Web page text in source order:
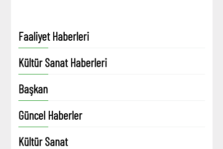
Faaliyet Haberleri
Kültür Sanat Haberleri
Başkan
Güncel Haberler
Kültür Sanat